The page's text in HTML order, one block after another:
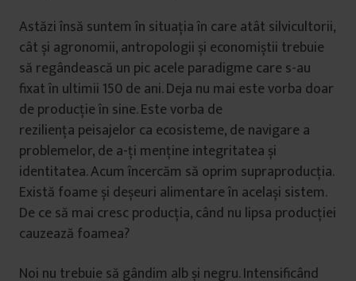
Astăzi însă suntem în situația în care atât silvicultorii,
cât și agronomii, antropologii și economiștii trebuie
să regândească un pic acele paradigme care s-au
fixat în ultimii 150 de ani. Deja nu mai este vorba doar
de producție în sine. Este vorba de
reziliența peisajelor ca ecosisteme, de navigare a
problemelor, de a-ți menține integritatea și
identitatea. Acum încercăm să oprim supraproducția.
Există foame și deșeuri alimentare în același sistem.
De ce să mai cresc producția, când nu lipsa producției
cauzează foamea?
Noi nu trebuie să gândim alb și negru. Intensificând